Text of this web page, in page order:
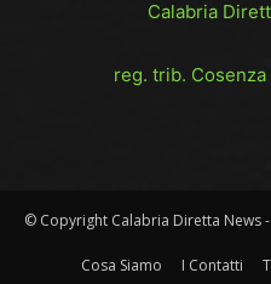
Calabria
reg. trib. Cosenza
© Copyright Calabria Diretta News
Cosa Siamo I Contatti